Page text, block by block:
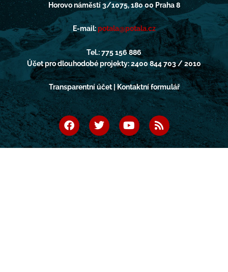
Horovo náměstí 3/1075, 180 00 Praha 8
E-mail:potala@potala.cz
Tel.: 775 156 886
Účet pro dlouhodobé projekty: 2400 844 703 / 2010
Transparentní účet | Kontaktní formulář
F
a
c
e
T
w
i
t
Y
o
u
t
R
s
s